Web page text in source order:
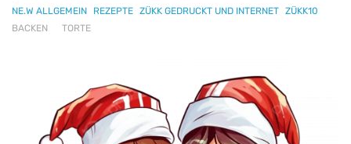
NE.W ALLGEMEIN
REZEPTE ZÜKK GEDRUCKT UND INTERNET ZÜKK10
BACKEN
TORTE